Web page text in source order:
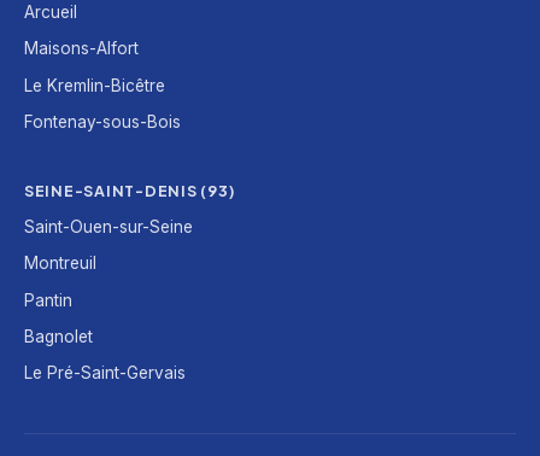
Arcueil
Maisons-Alfort
Le Kremlin-Bicêtre
Fontenay-sous-Bois
SEINE-SAINT-DENIS (93)
Saint-Ouen-sur-Seine
Montreuil
Pantin
Bagnolet
Le Pré-Saint-Gervais